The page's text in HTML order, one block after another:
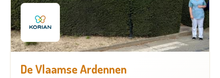
De Vlaamse Ardennen